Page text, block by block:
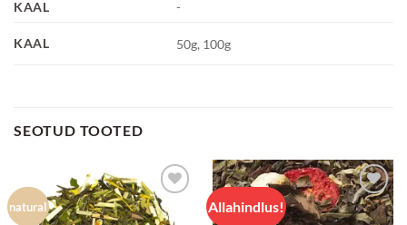
KAAL -
KAAL 50g, 100g
SEOTUD TOOTED
natural
Lisa
lemmikuks
Allahindlus!
Lisa
lemmikuks